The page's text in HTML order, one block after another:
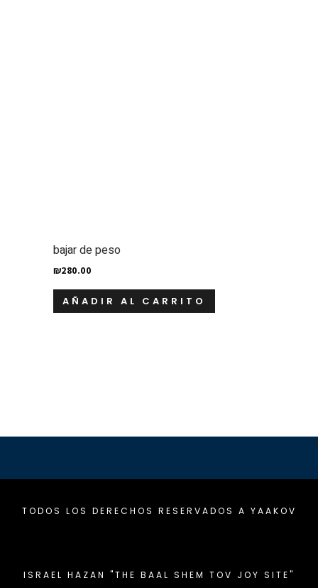
bajar de peso
₪280.00
AÑADIR AL CARRITO
TODOS LOS DERECHOS RESERVADOS A YAAKOV
ISRAEL HAZAN "THE BAAL SHEM TOV JOY SITE"